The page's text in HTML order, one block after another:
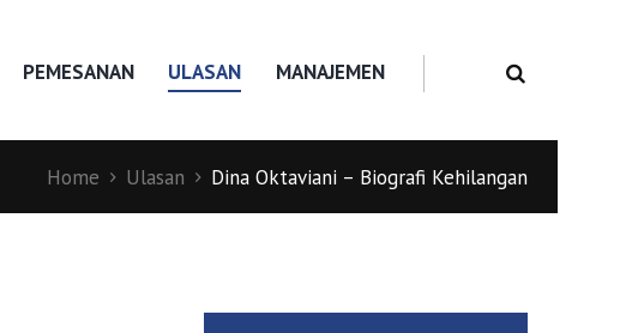
PEMESANAN ULASAN MANAJEMEN
Home Ulasan Dina Oktaviani – Biografi Kehilangan